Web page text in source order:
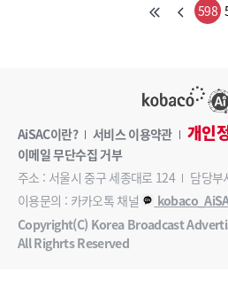
598
AiSAC이란? 서비스 이용약관 개인
이메일 무단수집 거부
주소 : 서울시 중구 세종대로 124
담당부
이용문의 : 카카오톡 채널
Copyright(C) Korea Broadcast
All Righrts Reserved